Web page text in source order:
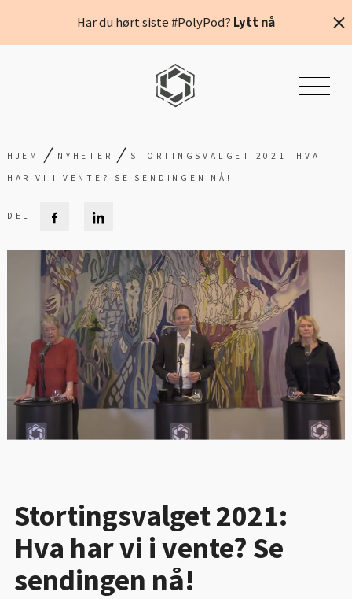
Har du hørt siste #PolyPod? Lytt nå
HJEM / NYHETER / STORTINGSVALGET 2021: HVA
HAR VI I VENTE? SE SENDINGEN NÅ!
Stortingsvalget 2021:
Hva har vi i vente? Se
sendingen nå!